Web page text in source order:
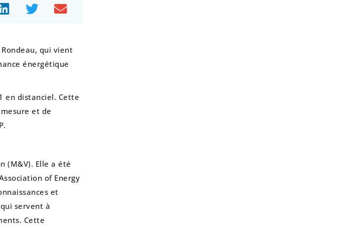
qui vient
énergétique
en distanciel. Cette
et de
(M&V). Elle a été
of Energy
et
servent à
Cette